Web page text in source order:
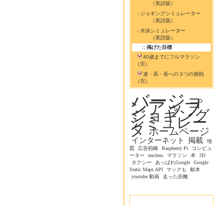
（英語版）
- ジョギングシミュレーター
（英語版）
- 水泳シミュレーター
（英語版）
:: 掲げた目標
40歳までにフルマラソン
（完）
速・高・長への３つの挑戦
（完）
バージョ
ンアップ
ジョギング
シミュレー
タ ホームページ
インターネット 掲載
地
図
広告戦略 Raspberry Pi
コンピュ
ーター
nucleus マラソン 本
3D
タクシー
あっぱれGoogle
Google
Static Maps API
マックも
献本
youtube 動画
走った距離